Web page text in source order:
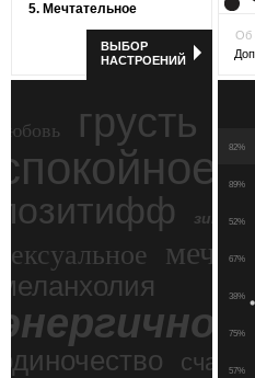
5. Мечтательное
ВЫБОР
НАСТРОЕНИЙ
грусть
Об
82%
89%
52%
67%
38%
75%
57%